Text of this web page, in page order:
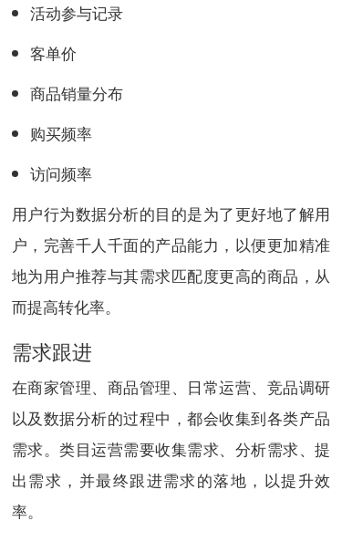
活动参与记录
客单价
商品销量分布
购买频率
访问频率
用户行为数据分析的目的是为了更好地了解用
户，完善千人千面的产品能力，以便更加精准
地为用户推荐与其需求匹配度更高的商品，从
而提高转化率。
需求跟进
在商家管理、商品管理、日常运营、竞品调研
以及数据分析的过程中，都会收集到各类产品
需求。类目运营需要收集需求、分析需求、提
出需求，并最终跟进需求的落地，以提升效
率。